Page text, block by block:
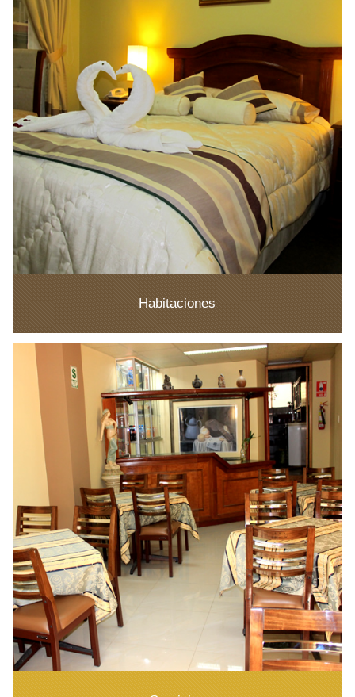
CONTÁCTENOS
Habitaciones